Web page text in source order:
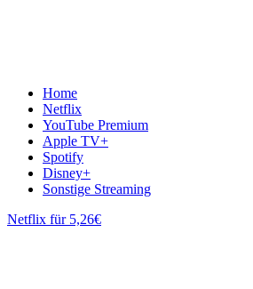
Home
Netflix
YouTube Premium
Apple TV+
Spotify
Disney+
Sonstige Streaming
Netflix für 5,26€